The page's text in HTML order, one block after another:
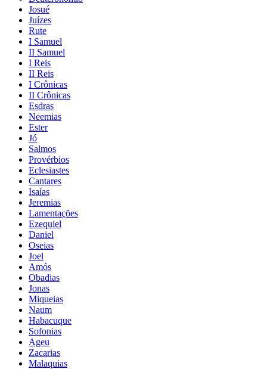
Josué
Juízes
Rute
I Samuel
II Samuel
I Reis
II Reis
I Crônicas
II Crônicas
Esdras
Neemias
Ester
Jó
Salmos
Provérbios
Eclesiastes
Cantares
Isaías
Jeremias
Lamentações
Ezequiel
Daniel
Oseias
Joel
Amós
Obadias
Jonas
Miqueias
Naum
Habacuque
Sofonias
Ageu
Zacarias
Malaquias